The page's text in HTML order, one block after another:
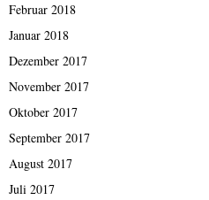
Februar 2018
Januar 2018
Dezember 2017
November 2017
Oktober 2017
September 2017
August 2017
Juli 2017